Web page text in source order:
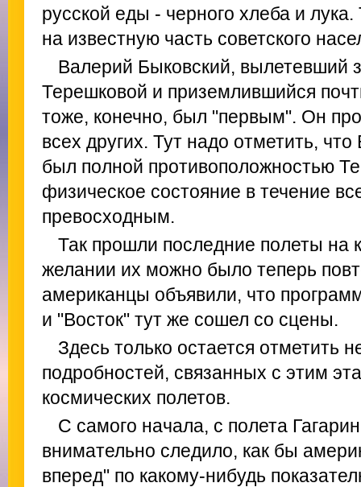
русской еды - черного хлеба и
на известную часть советского
Валерий Быковский, вылетевший
Терешковой и приземлившийся
тоже, конечно, был "первым". Он
всех других. Тут надо отметить,
был полной противоположностью
физическое состояние в течение
превосходным.
Так прошли последние полеты на
желании их можно было теперь
американцы объявили, что
и "Восток" тут же сошел со сцены.
Здесь только остается отметить
подробностей, связанных с этим
космических полетов.
С самого начала, с полета
внимательно следило, как бы
вперед" по какому-нибудь